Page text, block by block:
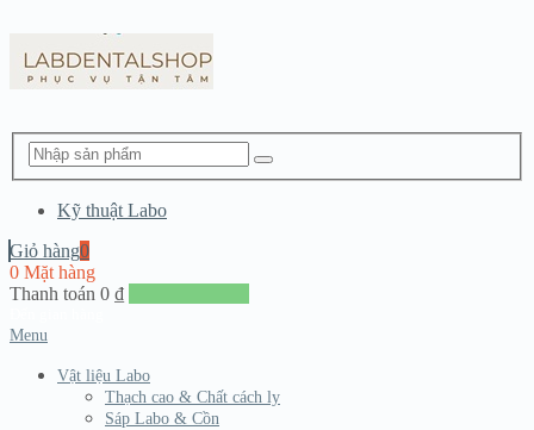
Kỹ thuật Labo
Giỏ hàng0
0 Mặt hàng
Thanh toán 0 ₫
Menu
Vật liệu Labo
Thạch cao & Chất cách ly
Sáp Labo & Cồn